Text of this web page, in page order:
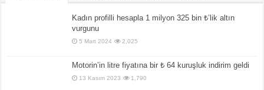
Kadın profilli hesapla 1 milyon 325 bin ₺’lik altın
vurgunu
5 Mart 2024 2,025
Motorin’in litre fiyatına bir ₺ 64 kuruşluk indirim geldi
13 Kasım 2023 1,790